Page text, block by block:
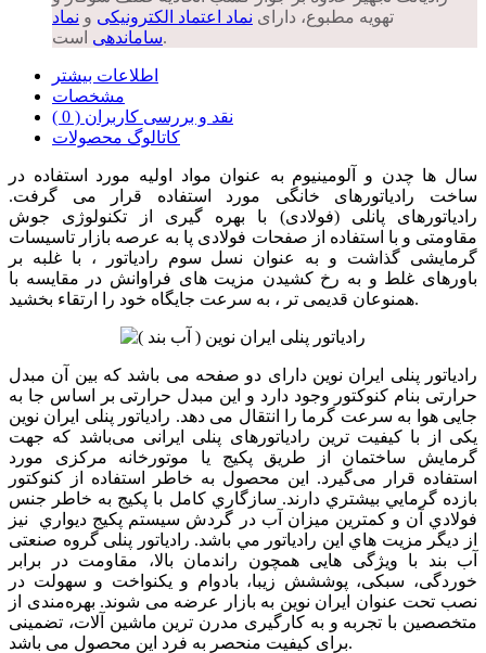
تهویه مطبوع، دارای نماد اعتماد الکترونیکی و نماد
ساماندهیاست.
اطلاعات بیشتر
مشخصات
نقد و بررسی کاربران ( 0 )
کاتالوگ محصولات
سال ها چدن و آلومینیوم به عنوان مواد اولیه مورد استفاده در
ساخت رادیاتورهای خانگی مورد استفاده قرار می گرفت.
رادیاتورهای پانلی (فولادی) با بهره گیری از تکنولوژی جوش
مقاومتی و با استفاده از صفحات فولادی پا به عرصه بازار تاسیسات
گرمایشی گذاشت و به عنوان نسل سوم رادیاتور ، با غلبه بر
باورهای غلط و به رخ کشیدن مزیت های فراوانش در مقایسه با
همنوعان قدیمی تر ، به سرعت جایگاه خود را ارتقاء بخشید.
رادیاتور پنلی ایران نوین دارای دو صفحه می باشد که بین آن مبدل
حرارتی بنام کنوکتور وجود دارد و این مبدل حرارتی بر اساس جا به
جایی هوا به سرعت گرما را انتقال می دهد. رادیاتور پنلی ایران نوین
یکی از با کیفیت ترین رادیاتورهای پنلی ایرانی می‌باشد که جهت
گرمایش ساختمان از طریق پکیج یا موتورخانه مرکزی مورد
استفاده قرار می‌گیرد. این محصول به خاطر استفاده از کنوکتور
بازده گرمايي بيشتري دارند. سازگاري کامل با پکيج به خاطر جنس
فولادي آن و کمترين ميزان آب در گردش سيستم پکيج ديواري نيز
از ديگر مزيت هاي اين رادياتور مي باشد. رادیاتور پنلی گروه صنعتی
آب بند با ویژگی هایی همچون راندمان بالا، مقاومت در برابر
خوردگی، سبکی، پوششش زیبا، بادوام و یکنواخت و سهولت در
نصب تحت عنوان ایران نوین به بازار عرضه می شوند. بهره‌مندی از
متخصصین با تجربه و به کارگیری مدرن ترین ماشین آلات، تضمینی
برای کیفیت منحصر به فرد این محصول می باشد.